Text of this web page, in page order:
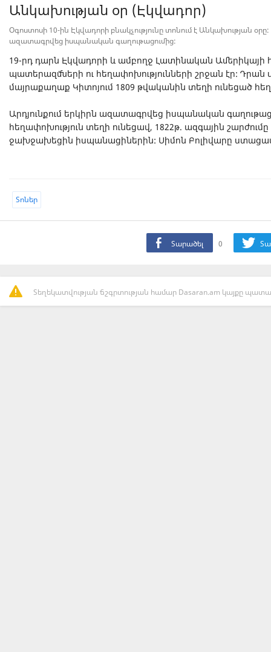
Անկախության օր (Էկվադոր)
Օգոստոսի 10-ին Էկվադորի բնակչությունը տոնում է Անկախության
ազատագրվեց իսպանական գաղութացումից:
19-րդ դարն Էկվադորի և ամբողջ Լատինական
պատերազմների ու հեղափոխությունների շրջան էր: Դրան
մայրաքաղաք Կիտոյում 1809 թվականին տեղի ունեցած
Արդյունքում երկիրն ազատագրվեց իսպանական
հեղափոխություն տեղի ունեցավ, 1822թ. ազգային
ջախջախեցին իսպանացիներին: Սիմոն Բոլիվարը ստացավ
Տոներ
Տարածել 0
Տեղեկատվության ճշգրտության համար Dasaran.am կայքը